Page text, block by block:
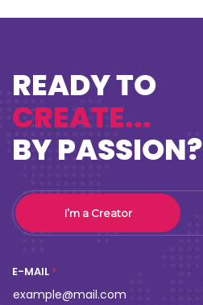
READY TO
CREATE...
BY PASSION?
I’m a Creator
E-MAIL